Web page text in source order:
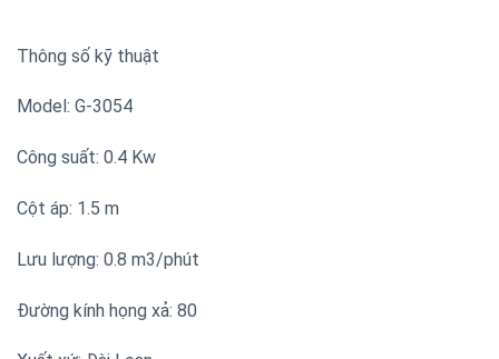
Thông số kỹ thuật
Model: G-3054
Công suất: 0.4 Kw
Cột áp: 1.5 m
Lưu lượng: 0.8 m3/phút
Đường kính họng xả: 80